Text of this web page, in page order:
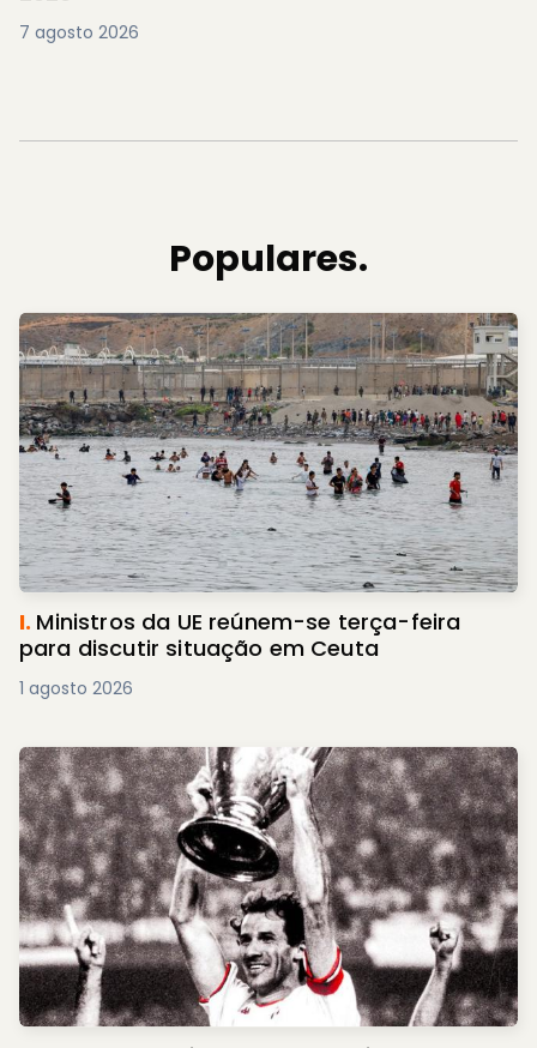
7 agosto 2026
Populares.
I. Ministros da UE reúnem-se terça-feira
para discutir situação em Ceuta
1 agosto 2026